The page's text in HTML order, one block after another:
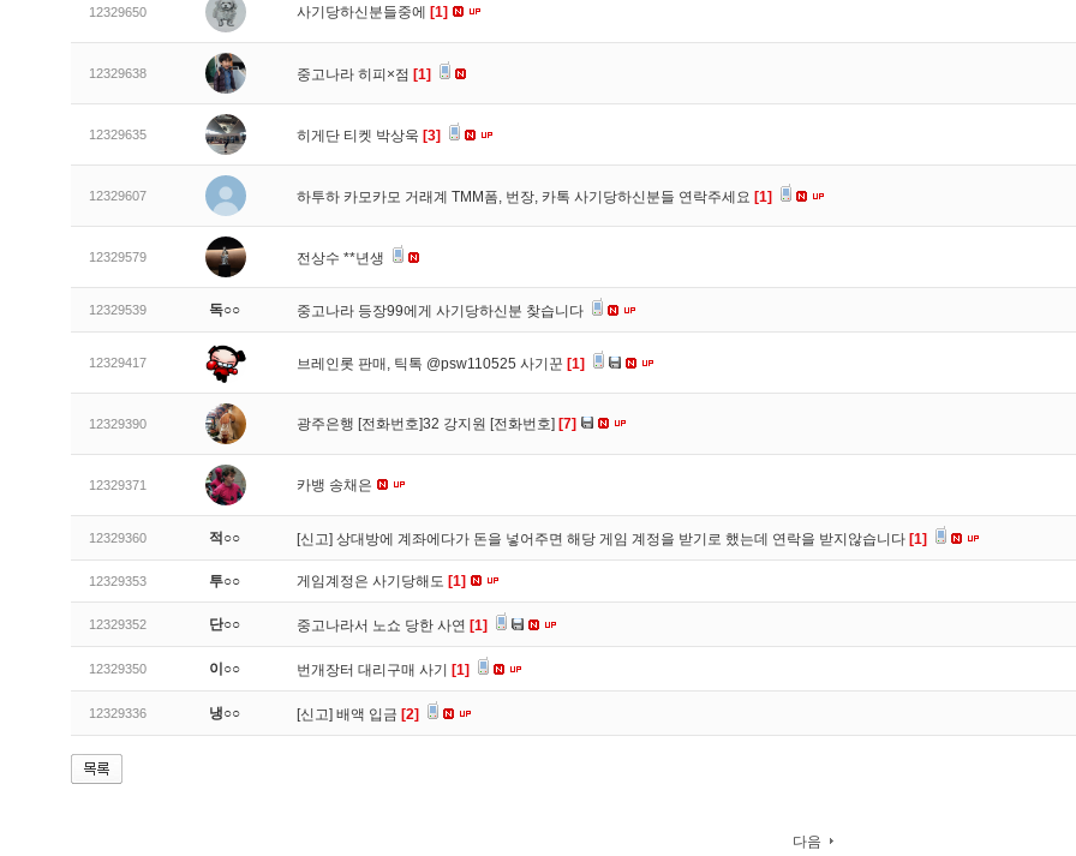
12329650 사기당하신분들중에 [1]
12329638 중고나라 히피×점 [1]
12329635 히게단 티켓 박상욱 [3]
12329607 하투하 카모카모 거래계 TMM폼, 번장, 카톡 사기당하신분들 연락주세요 [1]
12329579 전상수 **년생
12329539 독○○ 중고나라 등장99에게 사기당하신분 찾습니다
12329417 브레인롯 판매, 틱톡 @psw110525 사기꾼 [1]
12329390 광주은행 [전화번호]32 강지원 [전화번호] [7]
12329371 카뱅 송채은
12329360 적○○ [신고] 상대방에 계좌에다가 돈을 넣어주면 해당 게임 계정을 받기로 했는데 연락을 받지않습니다 [1]
12329353 투○○ 게임계정은 사기당해도 [1]
12329352 단○○ 중고나라서 노쇼 당한 사연 [1]
12329350 이○○ 번개장터 대리구매 사기 [1]
12329336 냉○○ [신고] 배액 입금 [2]
다음